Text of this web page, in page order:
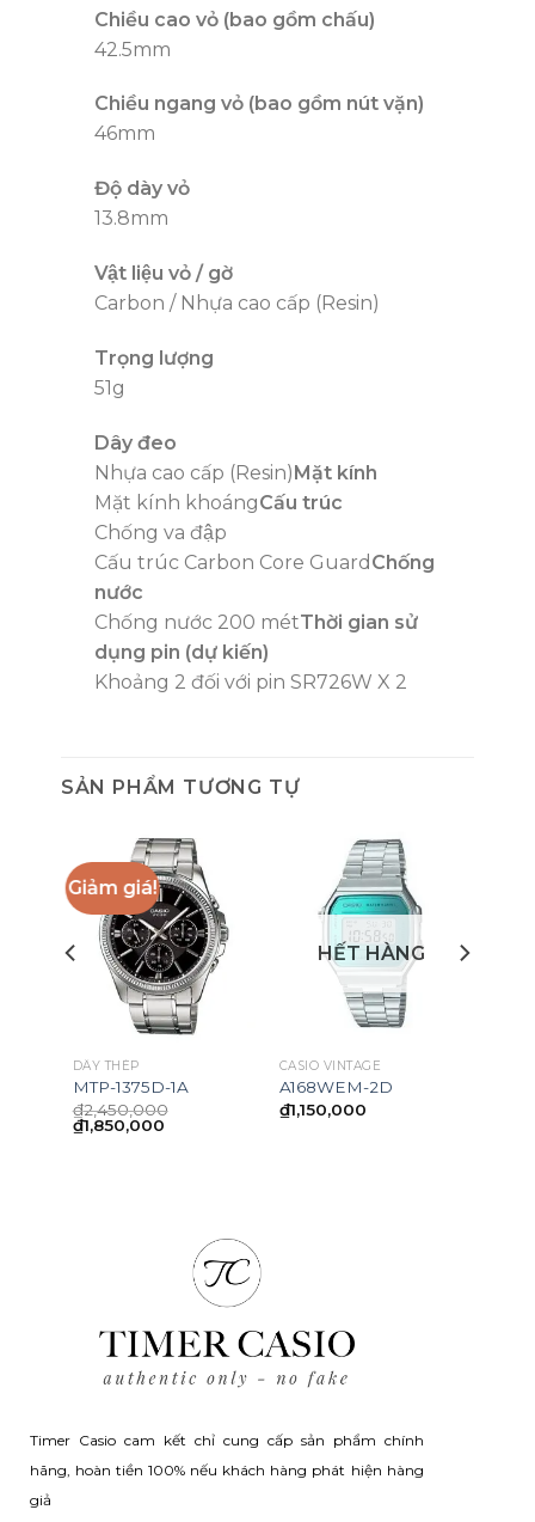
Chiều cao vỏ (bao gồm chấu)
42.5mm
Chiều ngang vỏ (bao gồm nút vặn)
46mm
Độ dày vỏ
13.8mm
Vật liệu vỏ / gờ
Carbon / Nhựa cao cấp (Resin)
Trọng lượng
51g
Dây đeo
Nhựa cao cấp (Resin)Mặt kính
Mặt kính khoángCấu trúc
Chống va đập
Cấu trúc Carbon Core Guard Chống
nước
Chống nước 200 métThời gian sử
dụng pin (dự kiến)
Khoảng 2 đối với pin SR726W X 2
SẢN PHẨM TƯƠNG TỰ
Giảm giá!
DÂY THÉP
MTP-1375D-1A
₫2,450,000
Giá
gốc
₫1,850,000Giá
HẾT HÀNG
CASIO VINTAGE
A168WEM-2D
₫1,150,000
Timer Casio cam kết chỉ cung cấp sản phẩm chính
hãng, hoàn tiền 100% nếu khách hàng phát hiện hàng
giả